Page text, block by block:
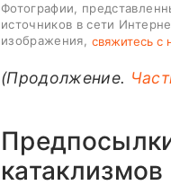
Фотографии,
источников в сети
изображения, свяжитесь с
(Продолжение.